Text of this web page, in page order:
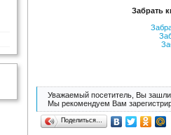
Забрать
Уважаемый посетитель, Вы зашли
Мы рекомендуем Вам
Поделиться…